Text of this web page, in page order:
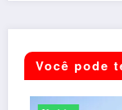
Você pode